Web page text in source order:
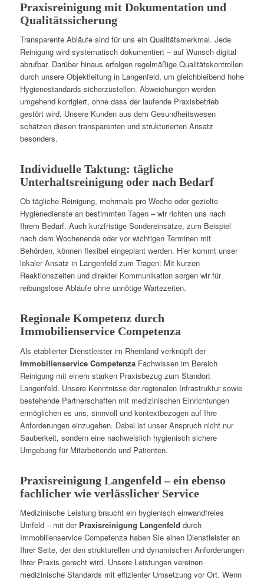
Praxisreinigung mit Dokumentation und
Qualitätssicherung
Transparente Abläufe sind für uns ein Qualitätsmerkmal. Jede
Reinigung wird systematisch dokumentiert – auf Wunsch digital
abrufbar. Darüber hinaus erfolgen regelmäßige Qualitätskontrollen
durch unsere Objektleitung in Langenfeld, um gleichbleibend hohe
Hygienestandards sicherzustellen. Abweichungen werden
umgehend korrigiert, ohne dass der laufende Praxisbetrieb
gestört wird. Unsere Kunden aus dem Gesundheitswesen
schätzen diesen transparenten und strukturierten Ansatz
besonders.
Individuelle Taktung: tägliche
Unterhaltsreinigung oder nach Bedarf
Ob tägliche Reinigung, mehrmals pro Woche oder gezielte
Hygienedienste an bestimmten Tagen – wir richten uns nach
Ihrem Bedarf. Auch kurzfristige Sondereinsätze, zum Beispiel
nach dem Wochenende oder vor wichtigen Terminen mit
Behörden, können flexibel eingeplant werden. Hier kommt unser
lokaler Ansatz in Langenfeld zum Tragen: Mit kurzen
Reaktionszeiten und direkter Kommunikation sorgen wir für
reibungslose Abläufe ohne unnötige Wartezeiten.
Regionale Kompetenz durch
Immobilienservice Competenza
Als etablierter Dienstleister im Rheinland verknüpft der
Immobilienservice CompetenzaFachwissen im Bereich
Reinigung mit einem starken Praxisbezug zum Standort
Langenfeld. Unsere Kenntnisse der regionalen Infrastruktur sowie
bestehende Partnerschaften mit medizinischen Einrichtungen
ermöglichen es uns, sinnvoll und kontextbezogen auf Ihre
Anforderungen einzugehen. Dabei ist unser Anspruch nicht nur
Sauberkeit, sondern eine nachweislich hygienisch sichere
Umgebung für Mitarbeitende und Patienten.
Praxisreinigung Langenfeld – ein ebenso
fachlicher wie verlässlicher Service
Medizinische Leistung braucht ein hygienisch einwandfreies
Umfeld – mit der Praxisreinigung Langenfeld durch
Immobilienservice Competenza haben Sie einen Dienstleister an
Ihrer Seite, der den strukturellen und dynamischen Anforderungen
Ihrer Praxis gerecht wird. Unsere Leistungen vereinen
medizinische Standards mit effizienter Umsetzung vor Ort. Wenn